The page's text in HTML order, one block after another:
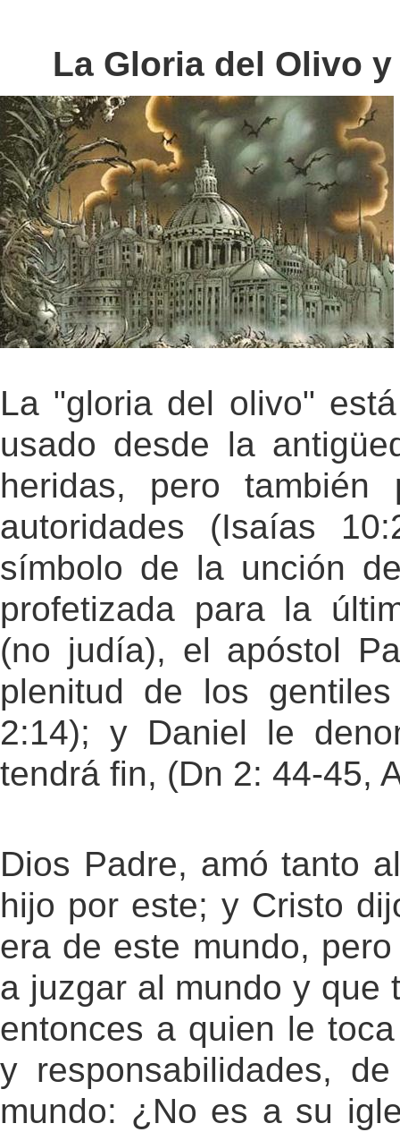
La Gloria del Olivo
La "gloria del olivo"
usado desde la
heridas, pero también
autoridades (Isaías
símbolo de la unción
profetizada para la
(no judía), el apóstol
plenitud de los
2:14); y Daniel le
tendrá fin, (Dn 2: 44-45,
Dios Padre, amó tanto
hijo por este; y Cristo
era de este mundo,
a juzgar al mundo y que
entonces a quien le
y responsabilidades,
mundo: ¿No es a su